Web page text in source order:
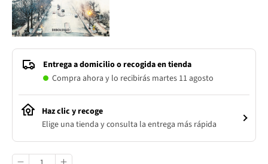
Entrega a domicilio o recogida en tienda
Compra ahora y lo recibirás martes 11 agosto
Haz clic y recoge
Elige una tienda y consulta la entrega más rápida